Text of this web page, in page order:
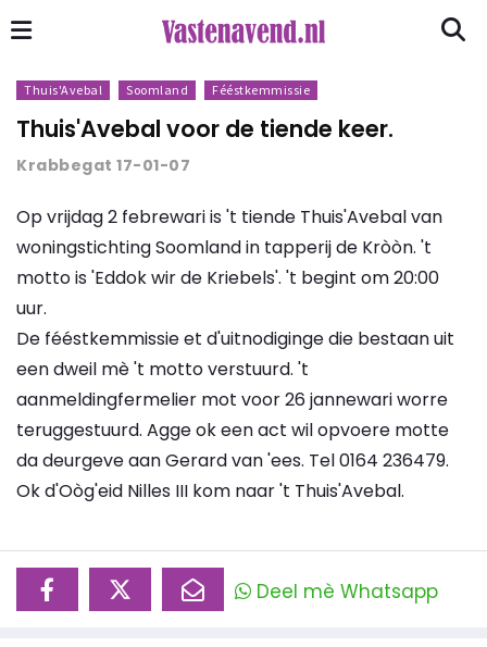
Thuis'Avebal Soomland Fééstkemmissie
Thuis'Avebal voor de tiende keer.
Krabbegat 17-01-07
Op vrijdag 2 febrewari is 't tiende Thuis'Avebal van
woningstichting Soomland in tapperij de Kròòn. 't
motto is 'Eddok wir de Kriebels'. 't begint om 20:00
uur.
De fééstkemmissie et d'uitnodiginge die bestaan uit
een dweil mè 't motto verstuurd. 't
aanmeldingfermelier mot voor 26 jannewari worre
teruggestuurd. Agge ok een act wil opvoere motte
da deurgeve aan Gerard van 'ees. Tel 0164 236479.
Ok d'Oòg'eid Nilles III kom naar 't Thuis'Avebal.
Deel mè Whatsapp